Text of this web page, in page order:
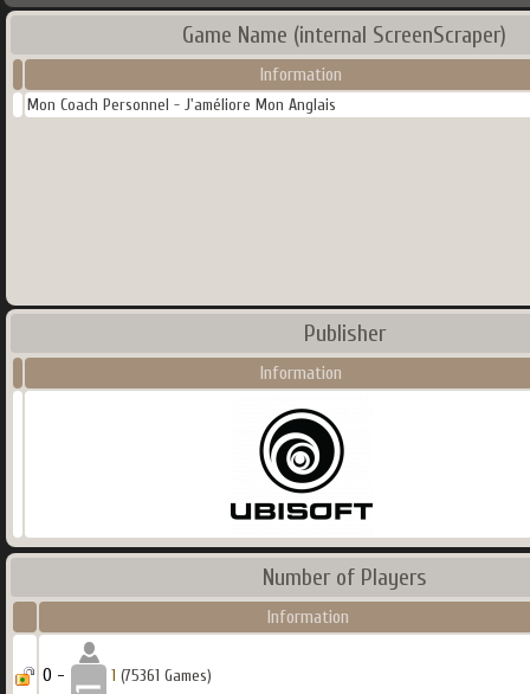
Game Name (internal ScreenScraper)
Information
Mon Coach Personnel - J'améliore Mon Anglais
Publisher
Information
Number of Players
Information
0 - 1 (75361 Games)